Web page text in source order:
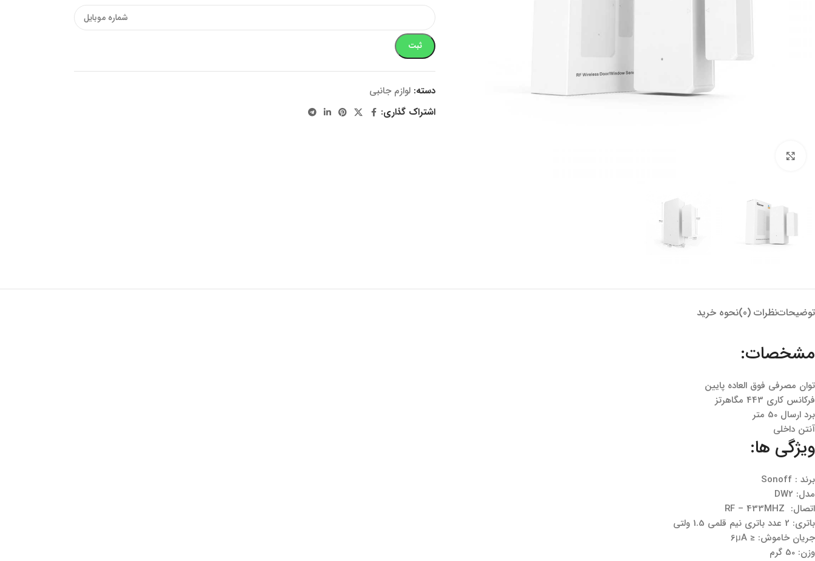
ثبت
دسته: لوازم جانبی
اشتراک گذاری:
توضیحاتنظرات (0) نحوه خرید
مشخصات:
توان مصرفی فوق العاده پایین
فرکانس کاری 443 مگاهرتز
برد ارسال 50 متر
آنتن داخلی
ویژگی ها:
برند : Sonoff
مدل: DW2
اتصال: RF – 433MHZ
باتری: 2 عدد باتری نیم قلمی 1.5 ولتی
جریان خاموش: ≤ 6μA
وزن: 50 گرم